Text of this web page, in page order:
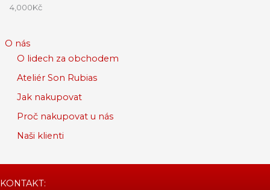
4,000Kč
O nás
O lidech za obchodem
Ateliér Son Rubias
Jak nakupovat
Proč nakupovat u nás
Naši klienti
KONTAKT: